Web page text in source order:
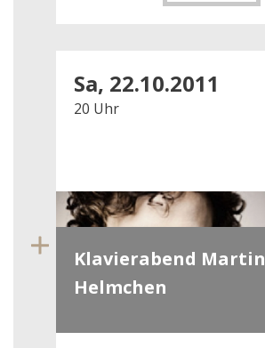
Sa, 22.10.2011
20 Uhr
Klavierabend Martin
Helmchen